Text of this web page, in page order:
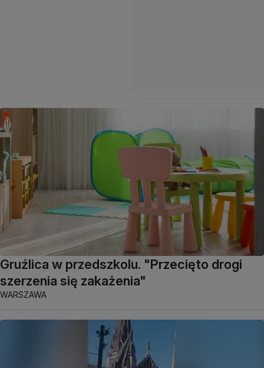
Gruźlica w przedszkolu. "Przecięto drogi
szerzenia się zakażenia"
WARSZAWA